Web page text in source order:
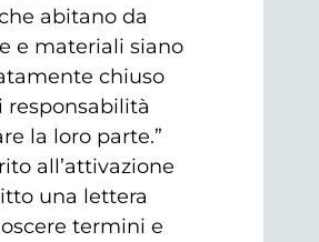
abitano da
e materiali siano
chiuso
responsabilità
la loro parte.”
all’attivazione
una lettera
termini e